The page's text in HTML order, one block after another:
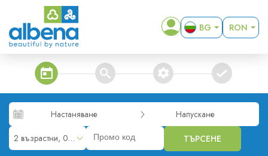
BG
RON
USD
KZT
MKD
steps_calendar search extra_services confirm
Настаняване
Напускане
2 възрастни, 0 деца
ТЪРСЕНЕ